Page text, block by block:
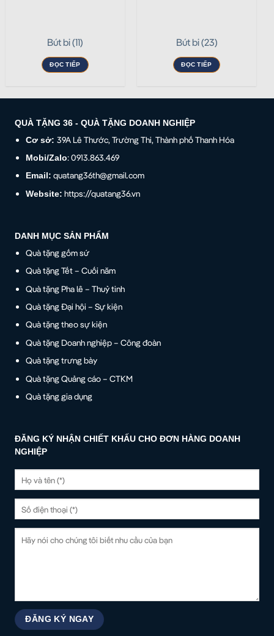
Bút bi (11)
ĐỌC TIẾP
Bút bi (23)
ĐỌC TIẾP
QUÀ TẶNG 36 - QUÀ TẶNG DOANH NGHIỆP
Cơ sở:39A Lê Thước, Trường Thi, Thành phố Thanh Hóa
Mobi/Zalo: 0913.863.469
Email: quatang36th@gmail.com
Website: https://quatang36.vn
DANH MỤC SẢN PHẨM
Quà tặng gốm sứ
Quà tặng Tết – Cuối năm
Quà tặng Pha lê – Thuỷ tinh
Quà tặng Đại hội – Sự kiện
Quà tặng theo sự kiện
Quà tặng Doanh nghiệp – Công đoàn
Quà tặng trưng bày
Quà tặng Quảng cáo – CTKM
Quà tặng gia dụng
ĐĂNG KÝ NHẬN CHIẾT KHẤU CHO ĐƠN HÀNG DOANH
NGHIỆP